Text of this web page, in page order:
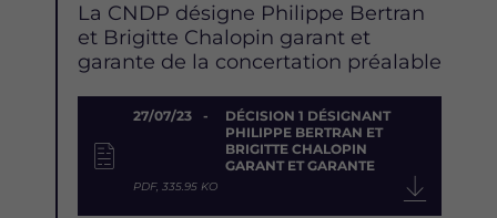
Description
La CNDP désigne Philippe Bertran
et Brigitte Chalopin garant et
garante de la concertation préalable
Document
27/07/23
DÉCISION 1 DÉSIGNANT
PHILIPPE BERTRAN ET
BRIGITTE CHALOPIN
GARANT ET GARANTE
PDF, 335.95 KO